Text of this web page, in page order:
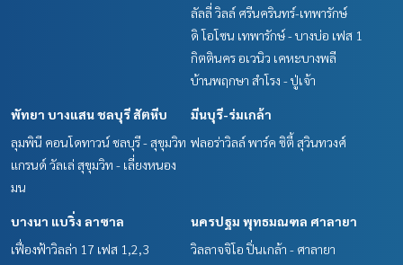
ลัลลี่ วิลล์ ศรีนครินทร์-เทพารักษ์
ดิ โอโซน เทพารักษ์ - บางบ่อ เฟส 1
กิตตินคร อเวนิว เคหะบางพลี
บ้านพฤกษา สำโรง - ปู่เจ้า
พัทยา บางแสน ชลบุรี สัตหีบ
ลุมพินี คอนโดทาวน์ ชลบุรี - สุขุมวิท
แกรนด์ วัลเล่ สุขุมวิท - เลี่ยงหนอง
มน
มีนบุรี-ร่มเกล้า
ฟลอร่าวิลล์ พาร์ค ซิตี้ สุวินทวงศ์
บางนา แบริ่ง ลาซาล
เฟื่องฟ้าวิลล่า 17 เฟส 1,2,3
นครปฐม พุทธมณฑล ศาลายา
วิลลาจจิโอ ปิ่นเกล้า - ศาลายา